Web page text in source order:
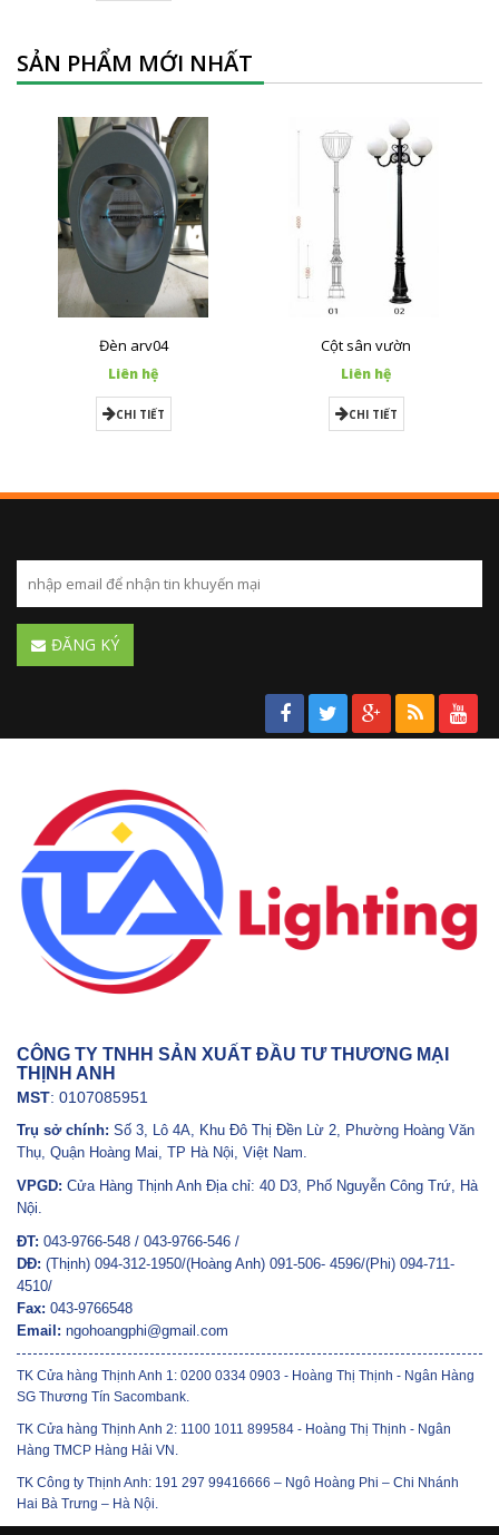
SẢN PHẨM MỚI NHẤT
Đèn arv04
Liên hệ
CHI TIẾT
Cột sân vườn
Liên hệ
CHI TIẾT
ĐĂNG KÝ
CÔNG TY TNHH SẢN XUẤT ĐẦU TƯ THƯƠNG MẠI
THỊNH ANH
MST: 0107085951
Trụ sở chính: Số 3, Lô 4A, Khu Đô Thị Đền Lừ 2, Phường Hoàng Văn
Thụ, Quận Hoàng Mai, TP Hà Nội, Việt Nam.
VPGD: Cửa Hàng Thịnh Anh Địa chỉ: 40 D3, Phố Nguyễn Công Trứ, Hà
Nội.
ĐT: 043-9766-548 / 043-9766-546 /
DĐ: (Thịnh) 094-312-1950/(Hoàng Anh) 091-506- 4596/(Phi) 094-711-
4510/
Fax: 043-9766548
Email: ngohoangphi@gmail.com
TK Cửa hàng Thịnh Anh 1: 0200 0334 0903 - Hoàng Thị Thịnh - Ngân Hàng
SG Thương Tín Sacombank.
TK Cửa hàng Thịnh Anh 2: 1100 1011 899584 - Hoàng Thị Thịnh - Ngân
Hàng TMCP Hàng Hải VN.
TK Công ty Thịnh Anh: 191 297 99416666 – Ngô Hoàng Phi – Chi Nhánh
Hai Bà Trưng – Hà Nội.